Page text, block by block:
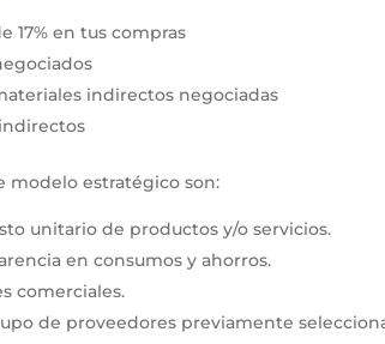
17% en tus compras
indirectos negociadas
modelo estratégico son:
unitario de productos y/o servicios.
en consumos y ahorros.
comerciales.
de proveedores previamente